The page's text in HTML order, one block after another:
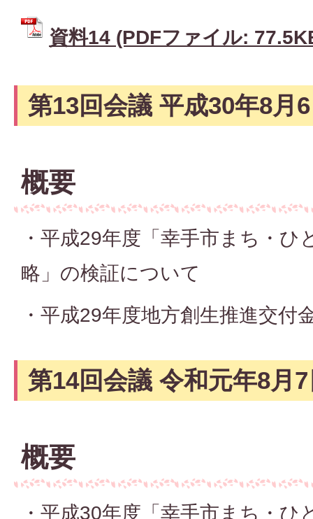
資料14 (PDFファイル:
第13回会議 平成30年8月
概要
・平成29年度「幸手市まち・ひ
略」の検証について
・平成29年度地方創生推進交付
第14回会議 令和元年8月
概要
・平成30年度「幸手市まち・ひ